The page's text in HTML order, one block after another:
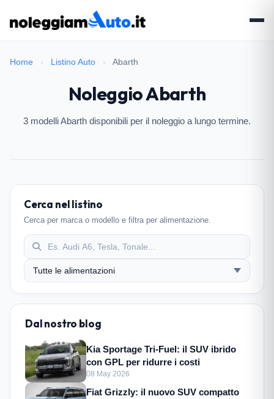
Home › Listino Auto › Abarth
Noleggio Abarth
3 modelli Abarth disponibili per il noleggio a lungo termine.
Cerca nel listino
Cerca per marca o modello e filtra per alimentazione.
Dal nostro blog
Kia Sportage Tri-Fuel: il SUV ibrido
con GPL per ridurre i costi
08 May 2026
Fiat Grizzly: il nuovo SUV compatto